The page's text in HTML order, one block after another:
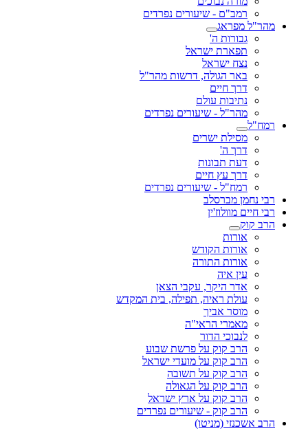
רמב"ם - שיעורים נפרדים
מהר"ל מפראג
גבורות ה'
תפארת ישראל
נצח ישראל
באר הגולה, דרשות מהר"ל
דרך חיים
נתיבות עולם
מהר"ל - שיעורים נפרדים
רמח"ל
מסילת ישרים
דרך ה'
דעת תבונות
דרך עץ חיים
רמח"ל - שיעורים נפרדים
רבי נחמן מברסלב
רבי חיים מוולוז'ין
הרב קוק
אורות
אורות הקודש
אורות התורה
עין איה
אדר היקר, עקבי הצאן
עולת ראיה, תפילה, בית המקדש
מוסר אביך
מאמרי הראי"ה
לנבוכי הדור
הרב קוק על פרשת שבוע
הרב קוק על מועדי ישראל
הרב קוק על תשובה
הרב קוק על הגאולה
הרב קוק על ארץ ישראל
הרב קוק - שיעורים נפרדים
הרב אשכנזי (מניטו)